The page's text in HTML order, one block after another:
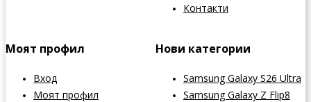
Контакти
Моят профил
Вход
Моят профил
Нови категории
Samsung Galaxy S26 Ultra
Samsung Galaxy Z Flip8